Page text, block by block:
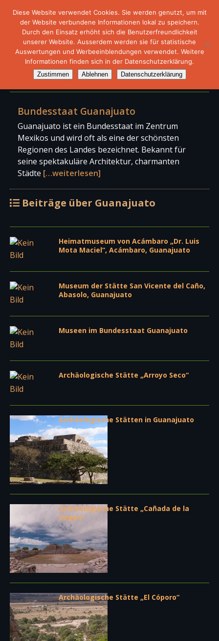
Bundesstaat Guanajuato
Bundesstaat Guanajuato
Guanajuato ist ein Bundesstaat im Zentrum
Mexikos und wird oft als eine der schönsten
Regionen des Landes bezeichnet. Bekannt für
seine spektakuläre Architektur, charmanten
Städte […weiterlesen]
Beiträge über Guanajuato
Heimatmuseum von Acámbaro „Dr. Luis
Mota Maciel“, Acámbaro, Guanajuato
Museum der Stätte San Vicente del Caño,
Abasolo, Guanajuato
Museen im Bundesstaat Guanajuato
Archäologische Stätte „Arroyo Seco“
Archäologische Stätten in Guanajuato
Archäologische Stätte „Cañada de la
Virgen“
Archäologische Stätte „El Cóporo“
Diese Website verwendet Cookies. Sie werden genutzt, um mit
der Website verbundene Informationen lokal zu speichern.
Durch den Einsatz erhöht sich die Benutzerfreundlichkeit
unserer Website. Ausserdem werden sie für statistische
Auswertungen und Werbeeinblendungen verwendet. Weitere
Informationen finden sich in der Datenschutzerklärung.
Zustimmen Ablehnen Datenschutzerklärung